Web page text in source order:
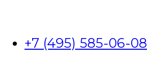
+7 (495) 585-06-08